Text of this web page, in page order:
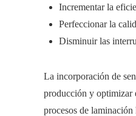
Incrementar la
Perfeccionar la
Disminuir las
La incorporación de
producción y optimizar
procesos de